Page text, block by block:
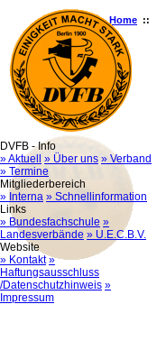
Home ::
DVFB - Info
» Aktuell
» Über uns » Verband
» Termine
Mitgliederbereich
» Interna » Schnellinformation
Links
» Bundesfachschule »
Landesverbände » U.E.C.B.V.
Website
» Kontakt »
Haftungsausschluss
/Datenschutzhinweis »
Impressum